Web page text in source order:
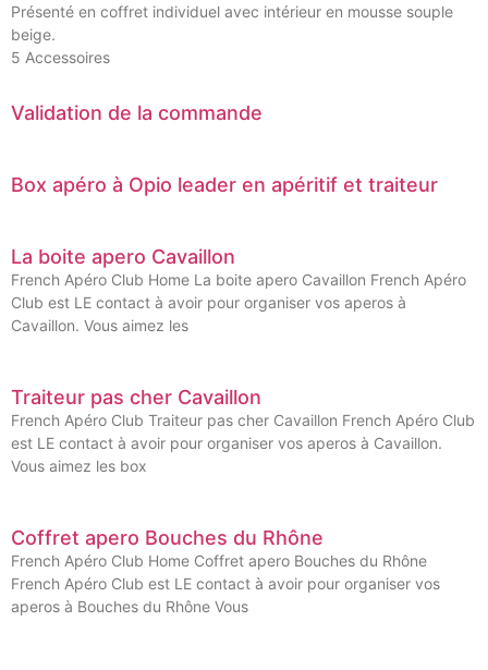
Présenté en coffret individuel avec intérieur en mousse souple
beige.
5 Accessoires
Validation de la commande
Box apéro à Opio leader en apéritif et traiteur
La boite apero Cavaillon
French Apéro Club Home La boite apero Cavaillon French Apéro
Club est LE contact à avoir pour organiser vos aperos à
Cavaillon. Vous aimez les
Traiteur pas cher Cavaillon
French Apéro Club Traiteur pas cher Cavaillon French Apéro Club
est LE contact à avoir pour organiser vos aperos à Cavaillon.
Vous aimez les box
Coffret apero Bouches du Rhône
French Apéro Club Home Coffret apero Bouches du Rhône
French Apéro Club est LE contact à avoir pour organiser vos
aperos à Bouches du Rhône Vous